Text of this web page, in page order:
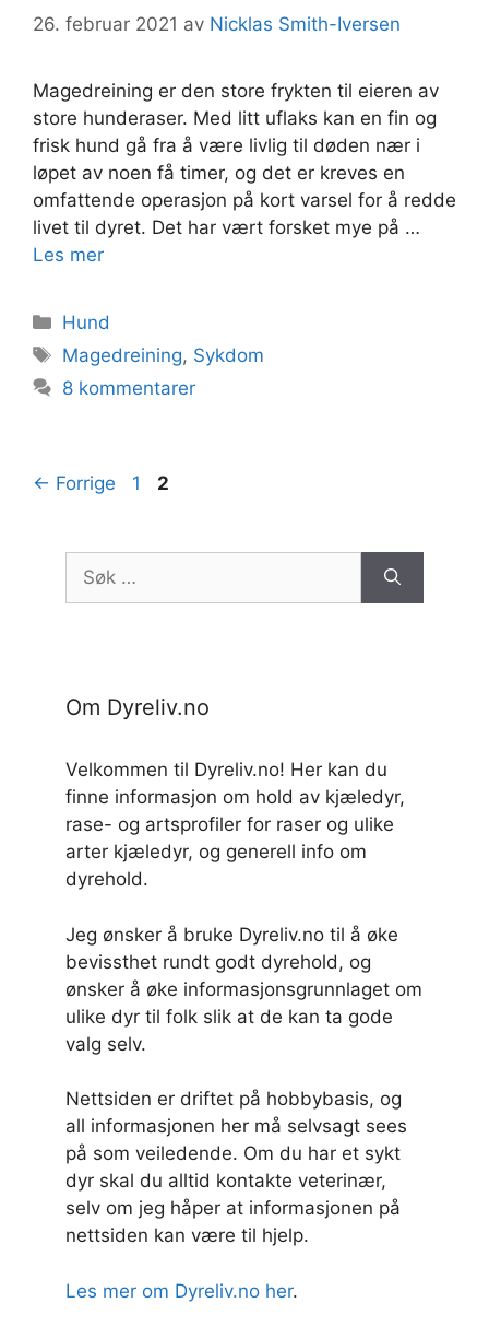
26. februar 2021 av Nicklas Smith-Iversen
Magedreining er den store frykten til eieren av
store hunderaser. Med litt uflaks kan en fin og
frisk hund gå fra å være livlig til døden nær i
løpet av noen få timer, og det er kreves en
omfattende operasjon på kort varsel for å redde
livet til dyret. Det har vært forsket mye på …
Les mer
Kategorier
Hund
Stikkord
Magedreining, Sykdom
8 kommentarer
← Forrige Side
1 Side
2
Søk
etter:
Om Dyreliv.no
Velkommen til Dyreliv.no! Her kan du
finne informasjon om hold av kjæledyr,
rase- og artsprofiler for raser og ulike
arter kjæledyr, og generell info om
dyrehold.
Jeg ønsker å bruke Dyreliv.no til å øke
bevissthet rundt godt dyrehold, og
ønsker å øke informasjonsgrunnlaget om
ulike dyr til folk slik at de kan ta gode
valg selv.
Nettsiden er driftet på hobbybasis, og
all informasjonen her må selvsagt sees
på som veiledende. Om du har et sykt
dyr skal du alltid kontakte veterinær,
selv om jeg håper at informasjonen på
nettsiden kan være til hjelp.
Les mer om Dyreliv.no her.